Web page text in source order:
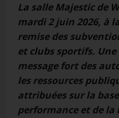
La salle Majestic de
mardi 2 juin 2026, à
remise des
et clubs sportifs.
message fort des
les ressources
attribuées sur la
performance et de la